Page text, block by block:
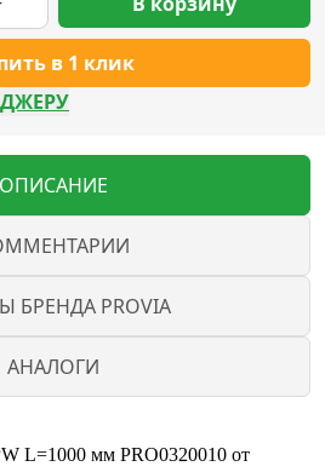
в 1 клик
ОПИСАНИЕ
БРЕНДА PROVIA
АНАЛОГИ
L=1000 мм PRO0320010 от